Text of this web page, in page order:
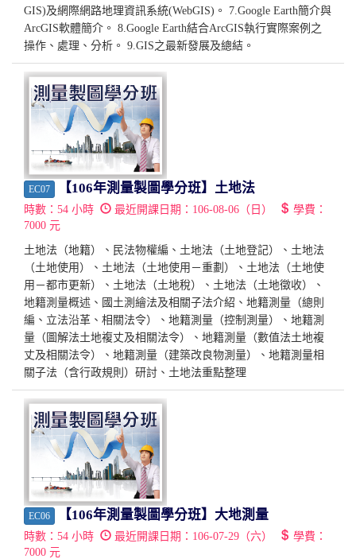
GIS)及網際網路地理資訊系統(WebGIS)。 7.Google Earth簡介與
ArcGIS軟體簡介。 8.Google Earth結合ArcGIS執行實際案例之
操作、處理、分析。 9.GIS之最新發展及總結。
EC07 【106年測量製圖學分班】土地法
時數： 54 小時 最近開課日期： 106-08-06（日）
學費：
7000 元
土地法（地籍）、民法物權編、土地法（土地登記）、土地法
（土地使用）、土地法（土地使用－重劃）、土地法（土地使
用－都市更新）、土地法（土地稅）、土地法（土地徵收）、
地籍測量概述、國土測繪法及相關子法介紹、地籍測量（總則
編、立法沿革、相關法令）、地籍測量（控制測量）、地籍測
量（圖解法土地複丈及相關法令）、地籍測量（數值法土地複
丈及相關法令）、地籍測量（建築改良物測量）、地籍測量相
關子法（含行政規則）研討、土地法重點整理
EC06 【106年測量製圖學分班】大地測量
時數： 54 小時 最近開課日期： 106-07-29（六）
學費：
7000 元